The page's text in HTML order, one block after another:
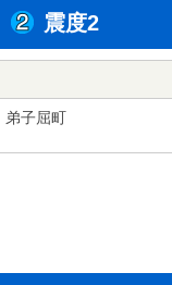
震度2
弟子屈町